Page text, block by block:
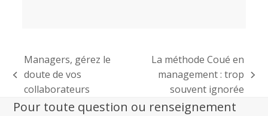
Managers, gérez le
doute de vos
collaborateurs
La méthode Coué en
management : trop
souvent ignorée
Pour toute question ou renseignement